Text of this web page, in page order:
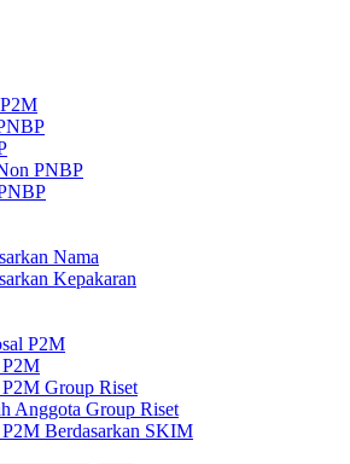
PNBP
Nama
Kepakaran
P2M
P2M
Group Riset
Anggota Group Riset
Berdasarkan SKIM